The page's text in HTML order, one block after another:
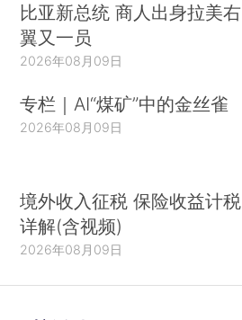
比亚新总统 商人出身拉美右
翼又一员
2026年08月09日
专栏｜AI“煤矿”中的金丝雀
2026年08月09日
境外收入征税 保险收益计税
详解(含视频)
2026年08月09日